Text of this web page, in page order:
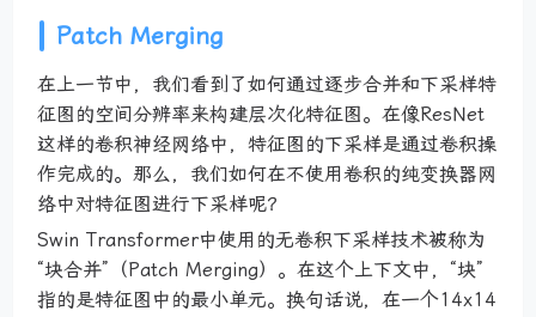
Patch Merging
在上一节中，我们看到了如何通过逐步合并和下采样特
征图的空间分辨率来构建层次化特征图。在像ResNet
这样的卷积神经网络中，特征图的下采样是通过卷积操
作完成的。那么，我们如何在不使用卷积的纯变换器网
络中对特征图进行下采样呢？
Swin Transformer中使用的无卷积下采样技术被称为
“块合并”（Patch Merging）。在这个上下文中，“块”
指的是特征图中的最小单元。换句话说，在一个14x14